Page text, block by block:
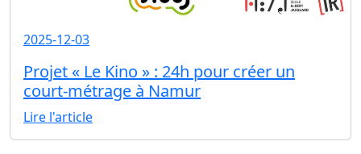
2025-12-03
Projet « Le Kino » : 24h pour créer un
court-métrage à Namur
Lire l'article